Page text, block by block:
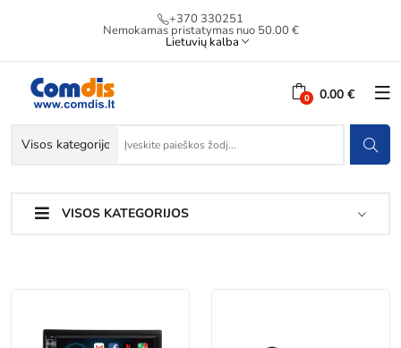
+370 330251
Nemokamas pristatymas nuo 50.00 €
Lietuvių kalba
0.00 €
VISOS KATEGORIJOS